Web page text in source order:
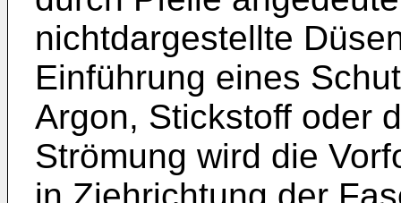
nichtdargestellte
Einführung eines
Argon, Stickstoff oder
Strömung wird die